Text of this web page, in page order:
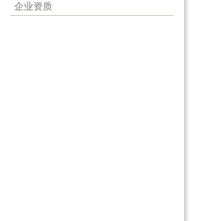
企业资质